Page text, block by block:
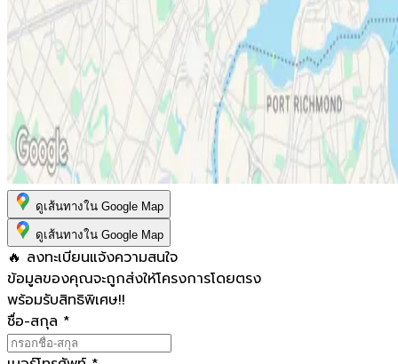
ดูเส้นทางใน Google Map
ดูเส้นทางใน Google Map
🔥 ลงทะเบียนแจ้งความสนใจ
ข้อมูลของคุณจะถูกส่งให้โครงการโดยตรง
พร้อมรับสิทธิพิเศษ!!
ชื่อ-สกุล *